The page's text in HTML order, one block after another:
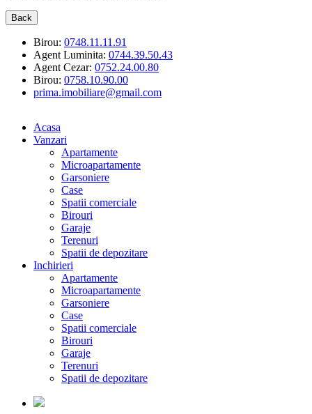
Back
Birou: 0748.11.11.91
Agent Luminita: 0744.39.50.43
Agent Cezar: 0752.24.00.80
Birou: 0758.10.90.00
prima.imobiliare@gmail.com
Acasa
Vanzari
Apartamente
Microapartamente
Garsoniere
Case
Spatii comerciale
Birouri
Garaje
Terenuri
Spatii de depozitare
Inchirieri
Apartamente
Microapartamente
Garsoniere
Case
Spatii comerciale
Birouri
Garaje
Terenuri
Spatii de depozitare